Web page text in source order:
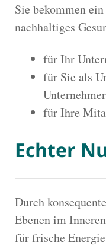
Sie bekommen
nachhaltiges
für Ihr
für Sie als
für Ihre
Echter
Durch
Ebenen im
für frische